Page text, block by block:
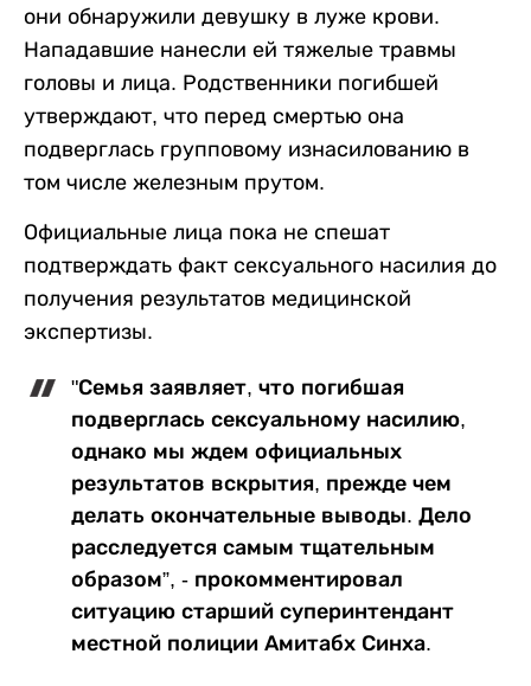
они обнаружили девушку в луже крови.
Нападавшие нанесли ей тяжелые травмы
головы и лица. Родственники погибшей
утверждают, что перед смертью она
подверглась групповому изнасилованию в
том числе железным прутом.
Официальные лица пока не спешат
подтверждать факт сексуального насилия до
получения результатов медицинской
экспертизы.
"Семья заявляет, что погибшая
подверглась сексуальному насилию,
однако мы ждем официальных
результатов вскрытия, прежде чем
делать окончательные выводы. Дело
расследуется самым тщательным
образом”, - прокомментировал
ситуацию старший суперинтендант
местной полиции Амитабх Синха.